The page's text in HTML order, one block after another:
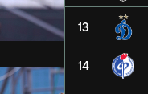
13
14